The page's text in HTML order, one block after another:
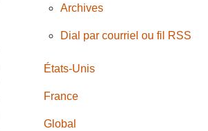
Archives
Dial par courriel ou fil RSS
États-Unis
France
Global